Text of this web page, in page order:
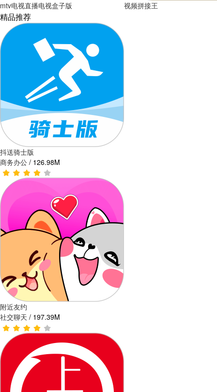
mtv电视直播电视盒子版 视频拼接王
精品推荐
抖送骑士版
商务办公 / 126.98M
附近友约
社交聊天 / 197.39M